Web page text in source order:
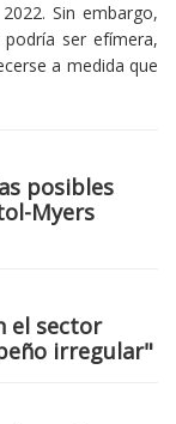
Sin embargo,
ser efímera,
a medida que
posibles
Myers
el sector
irregular"